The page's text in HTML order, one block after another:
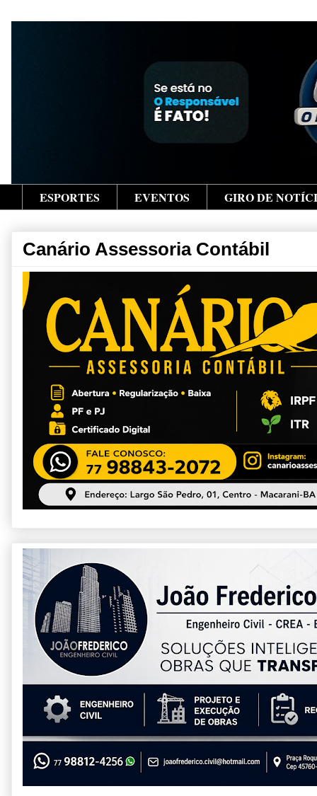
ESPORTES EVENTOS GIRO DE
Canário Assessoria Contábil